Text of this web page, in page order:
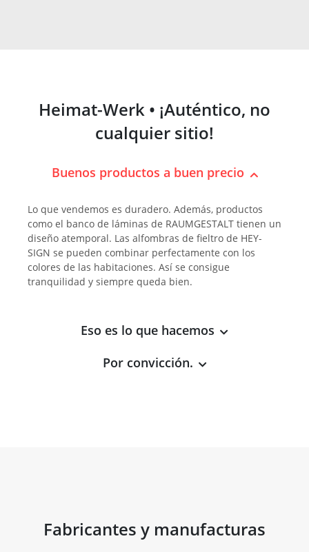
Heimat-Werk • ¡Auténtico, no
cualquier sitio!
Buenos productos a buen precio
Lo que vendemos es duradero. Además, productos
como el banco de láminas de RAUMGESTALT tienen un
diseño atemporal. Las alfombras de fieltro de HEY-
SIGN se pueden combinar perfectamente con los
colores de las habitaciones. Así se consigue
tranquilidad y siempre queda bien.
Eso es lo que hacemos
Por convicción.
Fabricantes y manufacturas